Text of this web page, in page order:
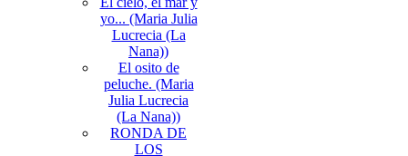
yo... (Maria Julia
Lucrecia (La
Nana))
El osito de
peluche. (Maria
Julia Lucrecia
(La Nana))
RONDA DE
LOS